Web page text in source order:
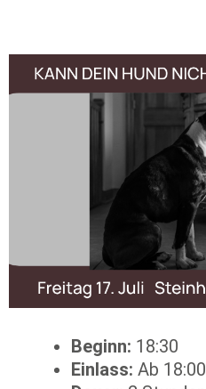
Beginn: 18:30
Einlass: Ab 18:00